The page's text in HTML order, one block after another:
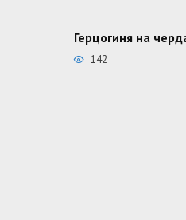
Герцогиня на
142